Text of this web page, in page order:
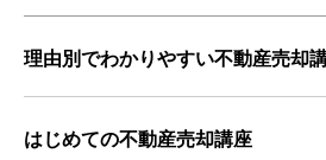
理由別でわかりやすい不動産売却
はじめての不動産売却講座